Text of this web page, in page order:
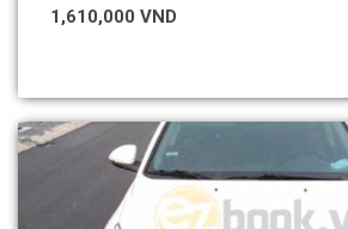
1,610,000 VND